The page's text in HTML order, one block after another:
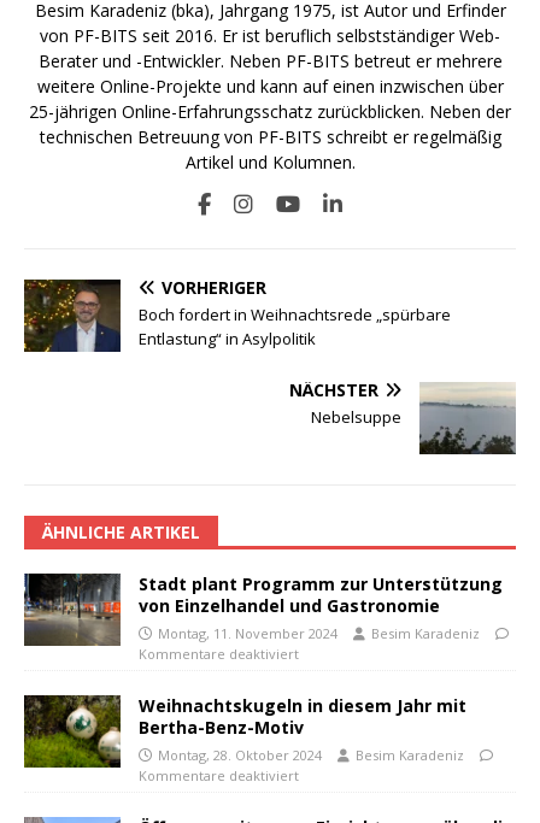
Besim Karadeniz (bka), Jahrgang 1975, ist Autor und Erfinder
von PF-BITS seit 2016. Er ist beruflich selbstständiger Web-
Berater und -Entwickler. Neben PF-BITS betreut er mehrere
weitere Online-Projekte und kann auf einen inzwischen über
25-jährigen Online-Erfahrungsschatz zurückblicken. Neben der
technischen Betreuung von PF-BITS schreibt er regelmäßig
Artikel und Kolumnen.
VORHERIGER
Boch fordert in Weihnachtsrede „spürbare
Entlastung“ in Asylpolitik
NÄCHSTER
Nebelsuppe
ÄHNLICHE ARTIKEL
Stadt plant Programm zur Unterstützung
von Einzelhandel und Gastronomie
Montag, 11. November 2024
Besim Karadeniz
Kommentare deaktiviert
Weihnachtskugeln in diesem Jahr mit
Bertha-Benz-Motiv
Montag, 28. Oktober 2024
Besim Karadeniz
Kommentare deaktiviert